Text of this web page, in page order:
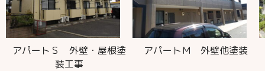
アパートＳ 外壁・屋根塗
装工事
アパートＭ 外壁他塗装